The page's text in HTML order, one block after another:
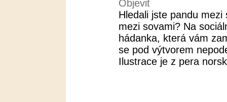
Objevit
Hledali jste pandu
mezi sovami? Na
hádanka, která vám
se pod výtvorem
Ilustrace je z pera